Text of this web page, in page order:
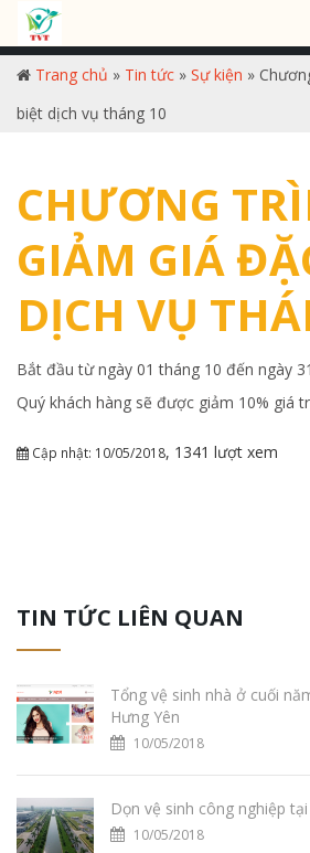
Trang chủ » Tin tức » Sự kiện »
biệt dịch vụ tháng 10
CHƯƠNG
GIẢM GIÁ
DỊCH VỤ
Bắt đầu từ ngày 01 tháng 10 đến ngày
Quý khách hàng sẽ được giảm 10% giá
Cập nhật: 10/05/2018, 1341 lượt xem
TIN TỨC LIÊN QUAN
Tổng vệ sinh nhà ở cuối
Hưng Yên
10/05/2018
Dọn vệ sinh công nghiệp
10/05/2018